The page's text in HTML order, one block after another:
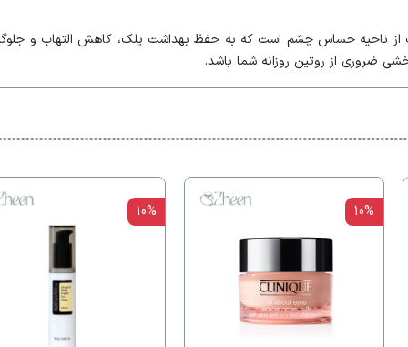
ناحیه حساس چشم است که به حفظ بهداشت پلک، کاهش التهاب و
ضروری از روتین روزانه شما باشد.
10%
10%